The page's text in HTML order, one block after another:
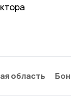
область